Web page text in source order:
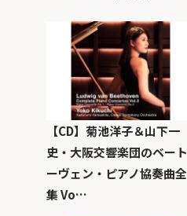
【CD】菊池洋子＆山下一
史・大阪交響楽団のベート
ーヴェン・ピアノ協奏曲全
集 Vo…